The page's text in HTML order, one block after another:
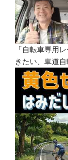
「自転車専用
きたい、車道